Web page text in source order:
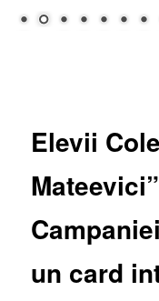
Elevii
un card